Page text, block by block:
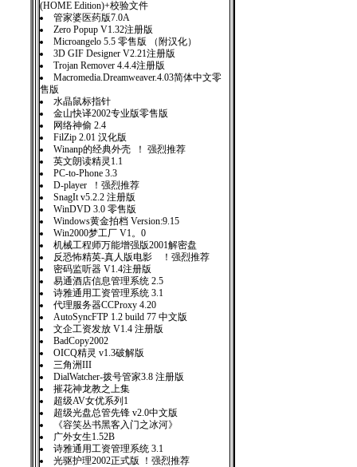
(HOME Edition)+校验文件
管家婆医药版7.0A
Zero Popup V1.32注册版
Microangelo 5.5 零售版 （附汉化）
3D GIF Designer V2.21注册版
Trojan Remover 4.4.4注册版
Macromedia.Dreamweaver.4.03简体中文零
售版
水晶鼠标指针
金山快译2002专业版零售版
网络神偷 2.4
FilZip 2.01 汉化版
Winanp的经典外壳 ！ 强烈推荐
英文朗读精灵1.1
PC-to-Phone 3.3
D-player ！强烈推荐
SnagIt v5.2.2 注册版
WinDVD 3.0 零售版
Windows黄金拍档 Version:9.15
Win2000梦工厂 V1。0
机械工程师万能增强版2001解密盘
反恐怖精英-真人版电影 ！强烈推荐
密码监听器 V1.4注册版
易通酒店信息管理系统 2.5
诗雅通用工资管理系统 3.1
代理服务器CCProxy 4.20
AutoSyncFTP 1.2 build 77 中文版
文企工资发放 V1.4 注册版
BadCopy2002
OICQ精灵 v1.3破解版
三角洲III
DialWatcher-拨号管家3.8 注册版
摧花神龙教之上集
超级AV女优系列1
超级光盘总管先锋 v2.0中文版
《容笑丛书黑客入门之冰河》
广外女生1.52B
诗雅通用工资管理系统 3.1
光驱护理2002正式版 ！强烈推荐